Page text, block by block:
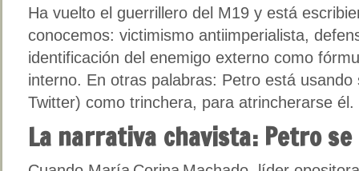
Ha vuelto el guerrillero del M19 y está
conocemos: victimismo antiimperialista,
identificación del enemigo externo como
interno. En otras palabras: Petro está usando
Twitter) como trinchera, para atrincherarse él.
La narrativa chavista: Petro se